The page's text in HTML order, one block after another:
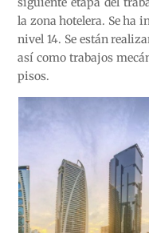
la zona hotelera. Se ha
nivel 14. Se están
así como trabajos
pisos.